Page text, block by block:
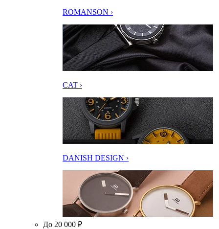
ROMANSON ›
CAT ›
DANISH DESIGN ›
До 20 000 ₽